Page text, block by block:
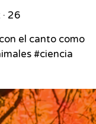
26
el canto como
#ciencia